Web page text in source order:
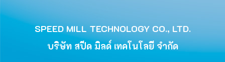
SPEED MILL TECHNOLOGY CO., LTD.
บริษัท สปีด มิลด์ เทคโนโลยี จำกัด